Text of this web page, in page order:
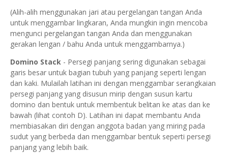
(Alih-alih menggunakan jari atau pergelangan tangan Anda
untuk menggambar lingkaran, Anda mungkin ingin mencoba
mengunci pergelangan tangan Anda dan menggunakan
gerakan lengan / bahu Anda untuk menggambarnya.)
Domino Stack - Persegi panjang sering digunakan sebagai
garis besar untuk bagian tubuh yang panjang seperti lengan
dan kaki. Mulailah latihan ini dengan menggambar serangkaian
persegi panjang yang disusun mirip dengan susun kartu
domino dan bentuk untuk membentuk belitan ke atas dan ke
bawah (lihat contoh D). Latihan ini dapat membantu Anda
membiasakan diri dengan anggota badan yang miring pada
sudut yang berbeda dan menggambar bentuk seperti persegi
panjang yang lebih baik.